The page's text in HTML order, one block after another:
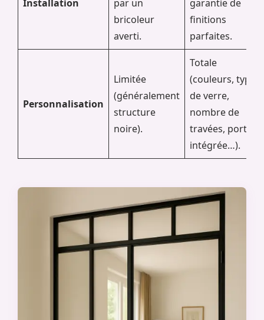
Installation
par un
bricoleur
averti.
garantie de
finitions
parfaites.
Personnalisation
Limitée
(généralement
structure
noire).
Totale
(couleurs, type
de verre,
nombre de
travées, porte
intégrée…).